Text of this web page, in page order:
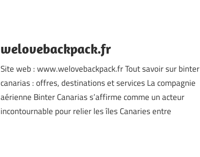
welovebackpack.fr
Site web : www.welovebackpack.fr Tout savoir sur binter
canarias : offres, destinations et services La compagnie
aérienne Binter Canarias s’affirme comme un acteur
incontournable pour relier les îles Canaries entre